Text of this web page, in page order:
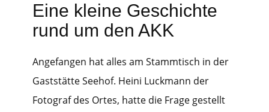
Eine kleine Geschichte
rund um den AKK
Angefangen hat alles am Stammtisch in der
Gaststätte Seehof. Heini Luckmann der
Fotograf des Ortes, hatte die Frage gestellt